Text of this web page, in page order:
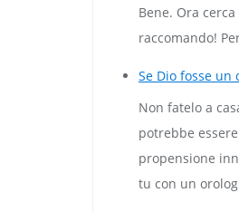
Bene. Ora
raccomando!
Se Dio fosse un
Non fatelo a
potrebbe
propensione
tu con un